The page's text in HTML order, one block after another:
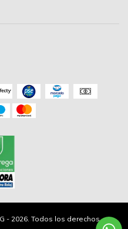
- 2026. Todos los derechos